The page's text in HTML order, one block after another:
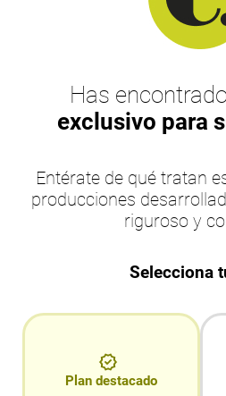
Has
exclusivo para
Entérate de qué tratan
producciones
riguroso y
Selecciona
Plan destacado